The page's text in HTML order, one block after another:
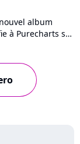
album
à Purecharts sur
son optimisme
qui chantent sur
un artiste